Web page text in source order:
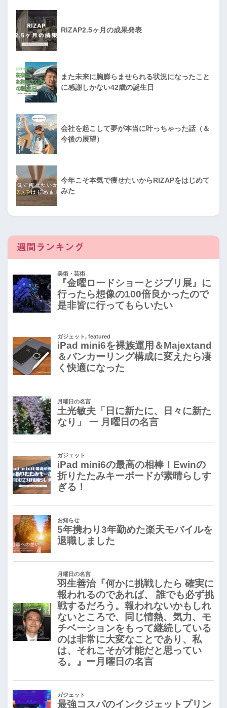
RIZAP2.5ヶ月の成果発表
また未来に胸膨らませられる状況になったこと
に感謝しかない42歳の誕生日
会社を起こして夢が本当に叶っちゃった話（＆
今後の展望）
今年こそ本気で痩せたいからRIZAPをはじめて
みた
週間ランキング